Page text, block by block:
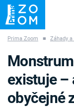
ZÁHADY
Prima Zoom ■ Záhady
existuje –
obyčejné